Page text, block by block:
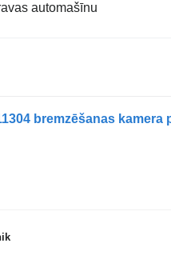
automašīnu
bremzēšanas